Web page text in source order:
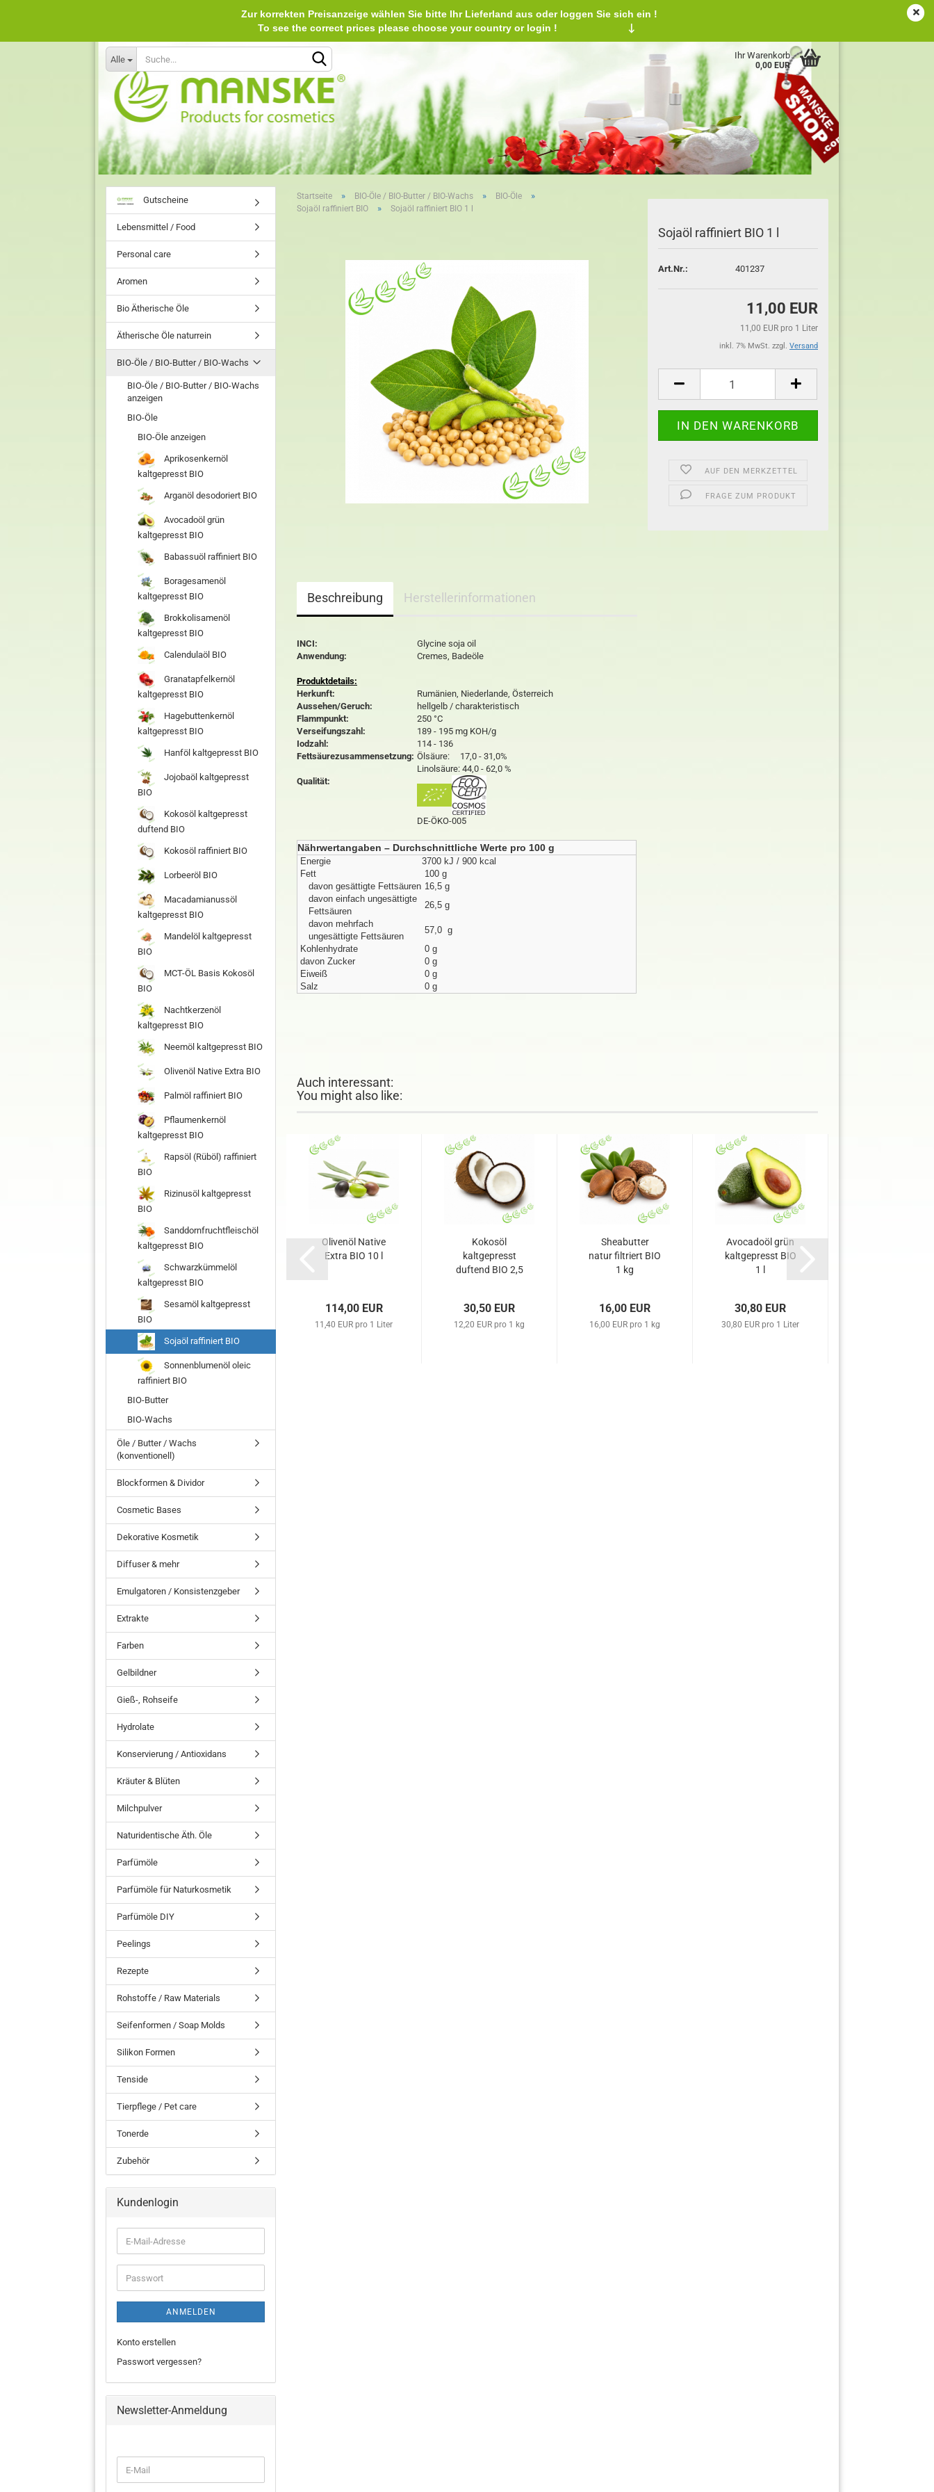
Alle Ihr Warenkorb
0,00 EUR
Zur korrekten Preisanzeige wählen Sie bitte Ihr Lieferland aus oder loggen Sie sich ein !
To see the correct prices please choose your country or login !
↓
Startseite » BIO-Öle / BIO-Butter / BIO-Wachs » BIO-Öle »
Sojaöl raffiniert BIO » Sojaöl raffiniert BIO 1 l
Sojaöl raffiniert BIO 1 l
Art.Nr.: 401237
11,00 EUR
11,00 EUR pro 1 Liter
inkl. 7% MwSt. zzgl. Versand
AUF DEN MERKZETTEL
FRAGE ZUM PRODUKT
Beschreibung Herstellerinformationen
INCI:
Glycine soja oil
Anwendung:
Cremes, Badeöle
Produktdetails:
Herkunft:
Rumänien, Niederlande, Österreich
Aussehen/Geruch:
hellgelb / charakteristisch
Flammpunkt:
250 °C
Verseifungszahl:
189 - 195 mg KOH/g
Iodzahl:
114 - 136
Fettsäurezusammensetzung: Ölsäure: 17,0 - 31,0%
Linolsäure: 44,0 - 62,0 %
Qualität:
DE-ÖKO-005
Nährwertangaben – Durchschnittliche Werte pro 100 g
Energie
3700 kJ / 900 kcal
Fett
100 g
davon gesättigte Fettsäuren 16,5 g
davon einfach ungesättigte
Fettsäuren
26,5 g
davon mehrfach
ungesättigte Fettsäuren
57,0 g
Kohlenhydrate
0 g
davon Zucker
0 g
Eiweiß
0 g
Salz
0 g
Auch interessant:
You might also like:
Olivenöl Native
Extra BIO 10 l
114,00 EUR
11,40 EUR pro 1 Liter
Kokosöl
kaltgepresst
duftend BIO 2,5
30,50 EUR
12,20 EUR pro 1 kg
Sheabutter
natur filtriert BIO
1 kg
16,00 EUR
16,00 EUR pro 1 kg
Avocadoöl grün
kaltgepresst BIO
1 l
30,80 EUR
30,80 EUR pro 1 Liter
Gutscheine
Lebensmittel / Food
Personal care
Aromen
Bio Ätherische Öle
Ätherische Öle naturrein
BIO-Öle / BIO-Butter / BIO-Wachs
BIO-Öle / BIO-Butter / BIO-Wachs
anzeigen
BIO-Öle
BIO-Öle anzeigen
Aprikosenkernöl
kaltgepresst BIO
Arganöl desodoriert BIO
Avocadoöl grün
kaltgepresst BIO
Babassuöl raffiniert BIO
Boragesamenöl
kaltgepresst BIO
Brokkolisamenöl
kaltgepresst BIO
Calendulaöl BIO
Granatapfelkernöl
kaltgepresst BIO
Hagebuttenkernöl
kaltgepresst BIO
Hanföl kaltgepresst BIO
Jojobaöl kaltgepresst
BIO
Kokosöl kaltgepresst
duftend BIO
Kokosöl raffiniert BIO
Lorbeeröl BIO
Macadamianussöl
kaltgepresst BIO
Mandelöl kaltgepresst
BIO
MCT-ÖL Basis Kokosöl
BIO
Nachtkerzenöl
kaltgepresst BIO
Neemöl kaltgepresst BIO
Olivenöl Native Extra BIO
Palmöl raffiniert BIO
Pflaumenkernöl
kaltgepresst BIO
Rapsöl (Rüböl) raffiniert
BIO
Rizinusöl kaltgepresst
BIO
Sanddornfruchtfleischöl
kaltgepresst BIO
Schwarzkümmelöl
kaltgepresst BIO
Sesamöl kaltgepresst
BIO
Sojaöl raffiniert BIO
Sonnenblumenöl oleic
raffiniert BIO
BIO-Butter
BIO-Wachs
Öle / Butter / Wachs
(konventionell)
Blockformen & Dividor
Cosmetic Bases
Dekorative Kosmetik
Diffuser & mehr
Emulgatoren / Konsistenzgeber
Extrakte
Farben
Gelbildner
Gieß-, Rohseife
Hydrolate
Konservierung / Antioxidans
Kräuter & Blüten
Milchpulver
Naturidentische Äth. Öle
Parfümöle
Parfümöle für Naturkosmetik
Parfümöle DIY
Peelings
Rezepte
Rohstoffe / Raw Materials
Seifenformen / Soap Molds
Silikon Formen
Tenside
Tierpflege / Pet care
Tonerde
Zubehör
Kundenlogin
ANMELDEN
Konto erstellen
Passwort vergessen?
Newsletter-Anmeldung